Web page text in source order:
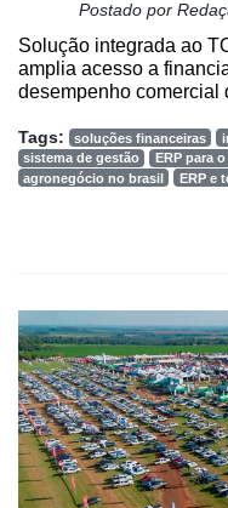
Postado por
Solução integrada ao
amplia acesso a
desempenho comercial
Tags: soluções financeiras
sistema de gestão
ERP para
agronegócio no brasil
ERP e